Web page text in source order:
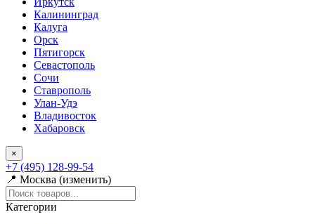
Калининград
Калуга
Орск
Пятигорск
Севастополь
Сочи
Ставрополь
Улан-Удэ
Владивосток
Хабаровск
×
+7 (495) 128-99-54
📍 Москва (изменить)
Категории